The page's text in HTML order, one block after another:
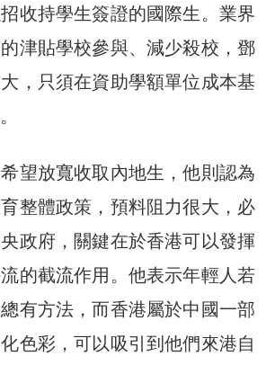
收持學生簽證的國際生。業界
津貼學校參與、減少殺校，鄧
，只須在資助學額單位成本基
望放寬收取內地生，他則認為
整體政策，預料阻力很大，必
政府，關鍵在於香港可以發揮
的截流作用。他表示年輕人若
有方法，而香港屬於中國一部
色彩，可以吸引到他們來港自